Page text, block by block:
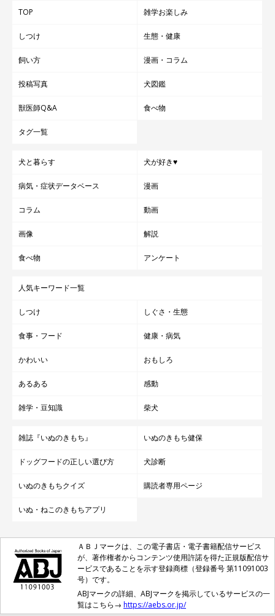
@yukuku5149
「寝返りを打ってもまた顔を近づけてきますし、ユクの誘いをス
ルーしてテレビを見たりすると、主人の視界を遮るかのようにテ
ユクちゃんは、これらの行動は平日には絶対にしないのだそう。
犬』と呼んでいる」
とも話していました。
TOP 雑学お楽しみ
しつけ 生態・健康
飼い方 漫画・コラム
投稿写真 犬図鑑
獣医師Q&A 食べ物
タグ一覧
犬と暮らす 犬が好き♥
病気・症状データベース 漫画
コラム 動画
画像 解説
食べ物 アンケート
人気キーワード一覧
しつけ しぐさ・生態
食事・フード 健康・病気
かわいい おもしろ
あるある 感動
雑学・豆知識 柴犬
雑誌『いぬのきもち』 いぬのきもち健保
ドッグフードの正しい選び方 犬診断
いぬのきもちクイズ 購読者専用ページ
いぬ・ねこのきもちアプリ
ＡＢＪマークは、この電子書店・電子書籍配信サービス
が、著作権者からコンテンツ使用許諾を得た正規版配信サ
ービスであることを示す登録商標（登録番号 第11091003
号）です。
ABJマークの詳細、ABJマークを掲示しているサービスの一
覧はこちら→ https://aebs.or.jp/